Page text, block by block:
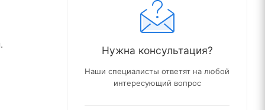
Нужна консультация?
Наши специалисты ответят на любой
интересующий вопрос